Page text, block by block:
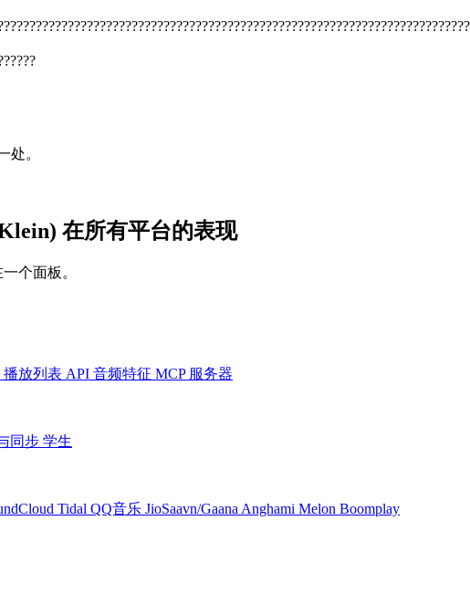
处。
在所有平台的表现
个面板。
播放列表 API 音频特征 MCP 服务器
同步 学生
Tidal QQ音乐 JioSaavn/Gaana Anghami Melon Boomplay